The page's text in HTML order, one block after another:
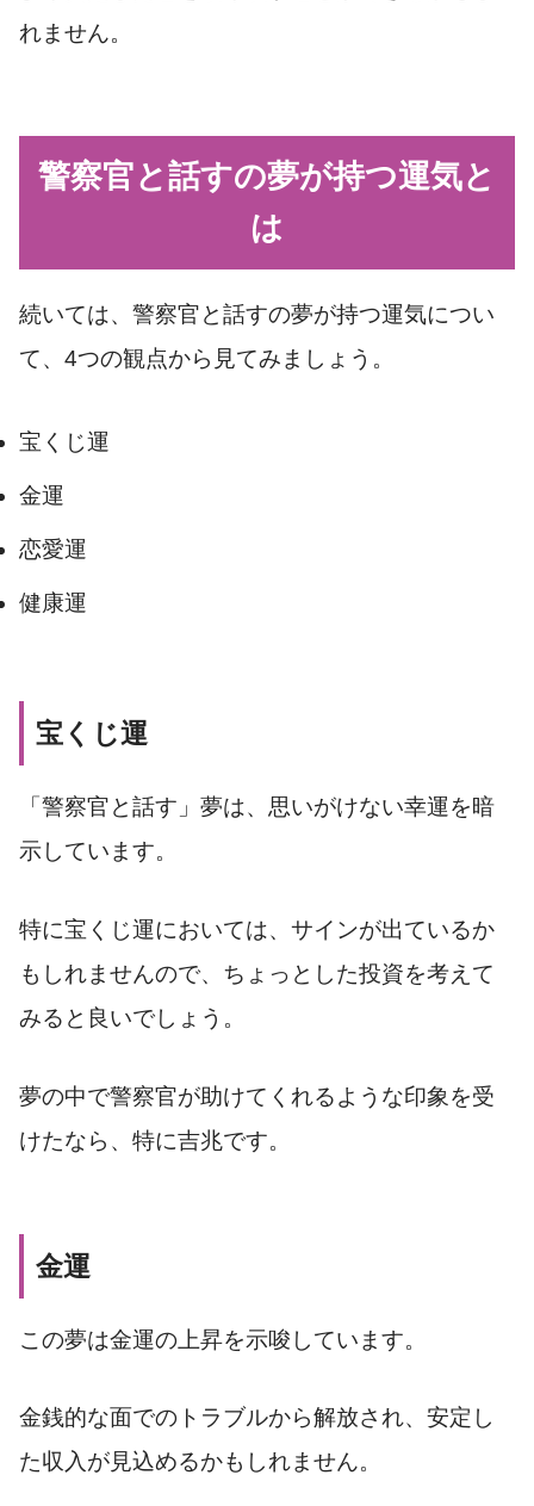
れません。
警察官と話すの夢が持つ運気と
は
続いては、警察官と話すの夢が持つ運気につい
て、4つの観点から見てみましょう。
宝くじ運
金運
恋愛運
健康運
宝くじ運
「警察官と話す」夢は、思いがけない幸運を暗
示しています。
特に宝くじ運においては、サインが出ているか
もしれませんので、ちょっとした投資を考えて
みると良いでしょう。
夢の中で警察官が助けてくれるような印象を受
けたなら、特に吉兆です。
金運
この夢は金運の上昇を示唆しています。
金銭的な面でのトラブルから解放され、安定し
た収入が見込めるかもしれません。